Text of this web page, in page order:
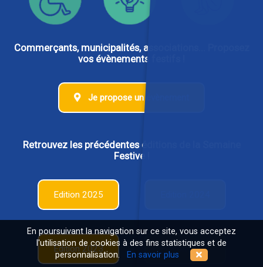
Commerçants, municipalités, associations... Proposez
vos évènements festifs !
Je propose un évènement
Retrouvez les précédentes éditions de la Semaine
Festive !
Edition 2025
Edition 2023 Edition 2022
En poursuivant la navigation sur ce site, vous acceptez
l'utilisation de cookies à des fins statistiques et de
personnalisation.
En savoir plus